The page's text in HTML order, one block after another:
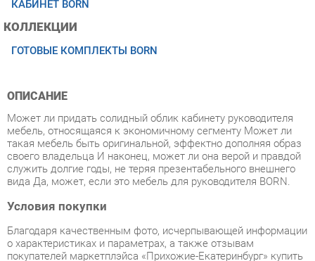
ГОТОВЫЕ КОМПЛЕКТЫ BORN
ОПИСАНИЕ
такая мебель быть оригинальной, эффектно дополняя образ
служить долгие годы, не теряя презентабельного внешнего
вида Да, может, если это мебель для руководителя BORN.
Условия покупки
Благодаря качественным фото, исчерпывающей информации
покупателей маркетплэйса «Прихожие-Екатеринбург» купить
Бургунди» категории Готовые комплекты производства
Skyland с доставкой из Екатеринбурга по цене со скидкой и
гарантией от производителя не составит труда.